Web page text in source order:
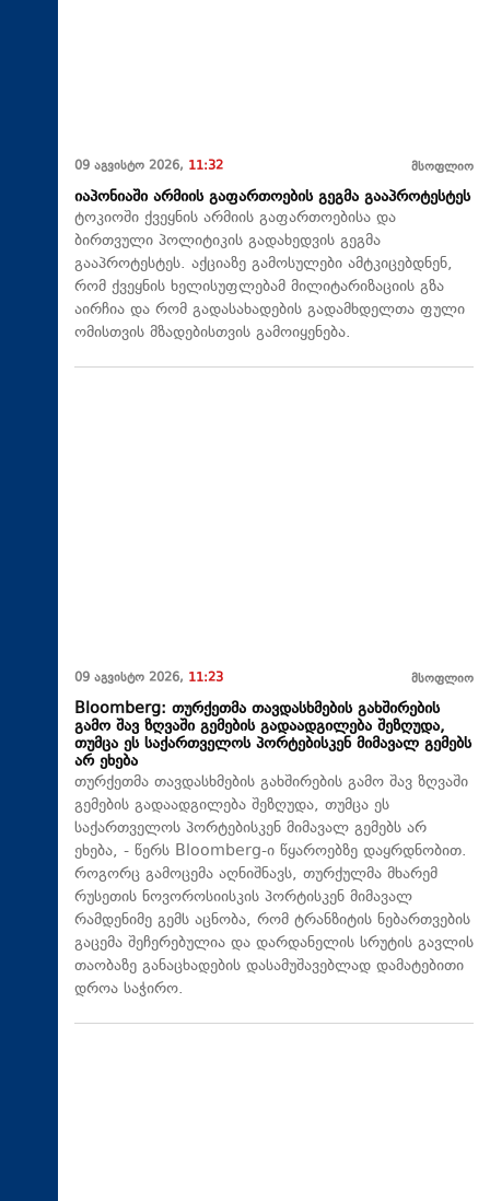
09 აგვისტო 2026, 11:32 მსოფლიო
იაპონიაში არმიის გაფართოების გეგმა გააპროტესტეს
ტოკიოში ქვეყნის არმიის გაფართოებისა და
ბირთვული პოლიტიკის გადახედვის გეგმა
გააპროტესტეს. აქციაზე გამოსულები ამტკიცებდნენ,
რომ ქვეყნის ხელისუფლებამ მილიტარიზაციის გზა
აირჩია და რომ გადასახადების გადამხდელთა ფული
ომისთვის მზადებისთვის გამოიყენება.
09 აგვისტო 2026, 11:23 მსოფლიო
Bloomberg: თურქეთმა თავდასხმების გახშირების
გამო შავ ზღვაში გემების გადაადგილება შეზღუდა,
თუმცა ეს საქართველოს პორტებისკენ მიმავალ გემებს
არ ეხება
თურქეთმა თავდასხმების გახშირების გამო შავ ზღვაში
გემების გადაადგილება შეზღუდა, თუმცა ეს
საქართველოს პორტებისკენ მიმავალ გემებს არ
ეხება, - წერს Bloomberg-ი წყაროებზე დაყრდნობით.
როგორც გამოცემა აღნიშნავს, თურქულმა მხარემ
რუსეთის ნოვოროსიისკის პორტისკენ მიმავალ
რამდენიმე გემს აცნობა, რომ ტრანზიტის ნებართვების
გაცემა შეჩერებულია და დარდანელის სრუტის გავლის
თაობაზე განაცხადების დასამუშავებლად დამატებითი
დროა საჭირო.